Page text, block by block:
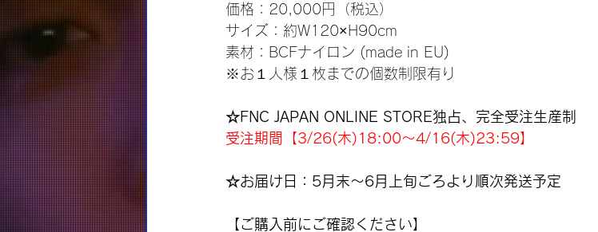
価格：20,000円（税込）
サイズ：約W120×H90cm
素材：BCFナイロン (made in EU)
※お１人様１枚までの個数制限有り
☆FNC JAPAN ONLINE STORE独占、完全受注生産制
受注期間【3/26(木)18:00～4/16(木)23:59】
☆お届け日：5月末～6月上旬ごろより順次発送予定
【ご購入前にご確認ください】